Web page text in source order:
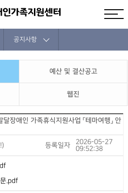
공지사항
예산 및 결산공고
웹진
장애인 가족휴식지원사업 「테마여행」 안
등록일자
2026-05-27
09:52:38
.pdf